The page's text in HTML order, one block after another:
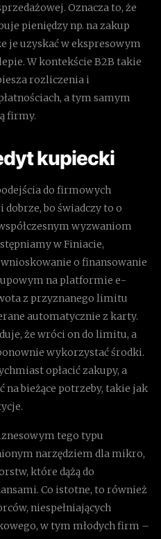
Oznacza to, że
pieniędzy np. na zakup
je uzyskać w ekspresowym
W kontekście B2B takie
rozliczenia i
a tym samym
firmy.
kupiecki
do firmowych
bo świadczy to o
wyzwaniom
w Finiacie,
o finansowanie
na platformie e-
z przyznanego limitu
automatycznie z karty.
że wróci on do limitu, a
wykorzystać środki.
opłacić zakupy, a
na bieżące potrzeby, takie jak
tego typu
narzędziem dla mikro,
które dążą do
Co istotne, to również
niespełniających
w tym młodych firm –